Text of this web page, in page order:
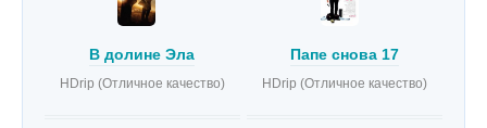
В долине Эла
HDrip (Отличное качество)
Папе снова 17
HDrip (Отличное качество)